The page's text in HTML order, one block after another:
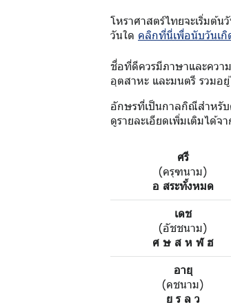
โหราศาสตร์ไทยจะเริ่มต้
วันใด คลิกที่นี่เพื่อนับวันเ
ชื่อที่ดีควรมีภาษาและควา
อุตสาหะ และมนตรี รวมอ
อักษรที่เป็นกาลกิณีสำหรั
ดูรายละเอียดเพิ่มเติมได้จา
ศรี
(ครุฑนาม)
อ สระทั้งหมด
เดช
(อัชชนาม)
ศ ษ ส ห ฬ ฮ
อายุ
(คชนาม)
ย ร ล ว